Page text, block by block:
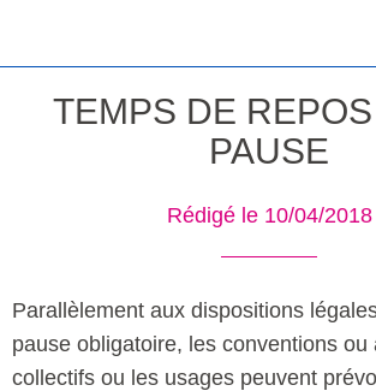
TEMPS DE
PAUSE
Rédigé le 10/04/2018
Parallèlement aux dispositions
pause obligatoire, les conventions ou
collectifs ou les usages peuvent